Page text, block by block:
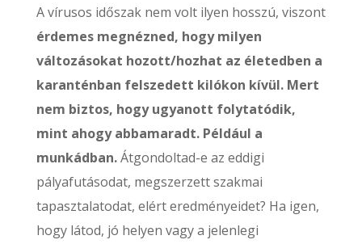
A vírusos időszak nem volt ilyen hosszú, viszont
érdemes megnézned, hogy milyen
változásokat hozott/hozhat az életedben a
karanténban felszedett kilókon kívül. Mert
nem biztos, hogy ugyanott folytatódik,
mint ahogy abbamaradt. Például a
munkádban.Átgondoltad-e az eddigi
pályafutásodat, megszerzett szakmai
tapasztalatodat, elért eredményeidet? Ha igen,
hogy látod, jó helyen vagy a jelenlegi